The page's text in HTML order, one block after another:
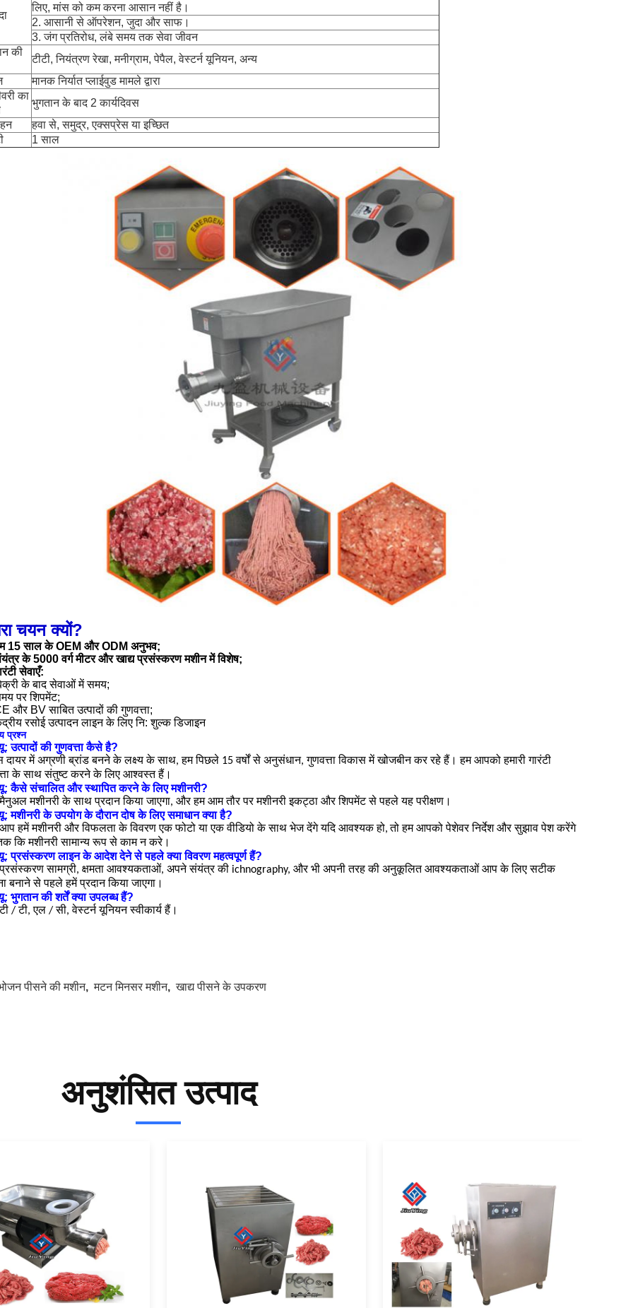
लिए, मांस को कम करना आसान नहीं है।
2. आसानी से ऑपरेशन, जुदा और साफ।
3. जंग प्रतिरोध, लंबे समय तक सेवा जीवन
की
टीटी, नियंत्रण रेखा, मनीग्राम, पेपैल, वेस्टर्न यूनियन, अन्य
मानक निर्यात प्लाईवुड मामले द्वारा
का
भुगतान के बाद 2 कार्यदिवस
हवा से, समुद्र, एक्सप्रेस या इच्छित
1 साल
चयन क्यों?
15 साल के OEM और ODM अनुभव;
के 5000 वर्ग मीटर और खाद्य प्रसंस्करण मशीन में विशेष;
सेवाएँ:
के बाद सेवाओं में समय;
पर शिपमेंट;
और BV साबित उत्पादों की गुणवत्ता;
रसोई उत्पादन लाइन के लिए नि: शुल्क डिजाइन
प्रश्न
उत्पादों की गुणवत्ता कैसे है?
दायर में अग्रणी ब्रांड बनने के लक्ष्य के साथ, हम पिछले 15 वर्षों से अनुसंधान, गुणवत्ता विकास में खोजबीन कर रहे हैं। हम आपको हमारी गारंटी
के साथ संतुष्ट करने के लिए आश्वस्त हैं।
कैसे संचालित और स्थापित करने के लिए मशीनरी?
मशीनरी के साथ प्रदान किया जाएगा, और हम आम तौर पर मशीनरी इकट्ठा और शिपमेंट से पहले यह परीक्षण।
मशीनरी के उपयोग के दौरान दोष के लिए समाधान क्या है?
हमें मशीनरी और विफलता के विवरण एक फोटो या एक वीडियो के साथ भेज देंगे यदि आवश्यक हो, तो हम आपको पेशेवर निर्देश और सुझाव पेश करेंगे
कि मशीनरी सामान्य रूप से काम न करे।
प्रसंस्करण लाइन के आदेश देने से पहले क्या विवरण महत्वपूर्ण हैं?
सामग्री, क्षमता आवश्यकताओं, अपने संयंत्र की ichnography, और भी अपनी तरह की अनुकूलित आवश्यकताओं आप के लिए सटीक
बनाने से पहले हमें प्रदान किया जाएगा।
भुगतान की शर्तें क्या उपलब्ध हैं?
/ टी, एल / सी, वेस्टर्न यूनियन स्वीकार्य हैं।
पीसने की मशीन,मटन मिनसर मशीन,खाद्य पीसने के उपकरण
अनुशंसित उत्पाद